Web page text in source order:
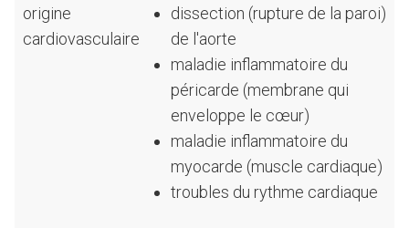
origine
cardiovasculaire
dissection (rupture de la paroi)
de l'aorte
maladie inflammatoire du
péricarde (membrane qui
enveloppe le cœur)
maladie inflammatoire du
myocarde (muscle cardiaque)
troubles du rythme cardiaque